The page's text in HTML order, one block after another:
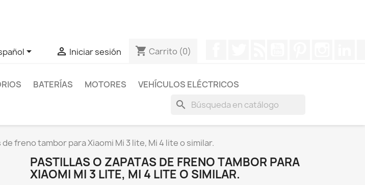
  Iniciar sesión shopping_cart Carrito (0)
BATERÍAS MOTORES VEHÍCULOS ELÉCTRICOS
search
freno tambor para Xiaomi Mi 3 lite, Mi 4 lite o similar.
PASTILLAS O ZAPATAS DE FRENO TAMBOR PARA
XIAOMI MI 3 LITE, MI 4 LITE O SIMILAR.